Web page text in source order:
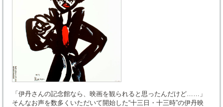
「伊丹さんの記念館なら、映画を観られると思ったんだけど……」
そんなお声を数多くいただいて開始した“十三日・十三時”の伊丹映